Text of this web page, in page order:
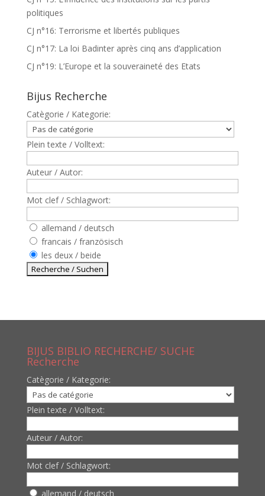
politiques
CJ n°16: Terrorisme et libertés publiques
CJ n°17: La loi Badinter après cinq ans d’application
CJ n°19: L’Europe et la souveraineté des Etats
Bijus Recherche
Catègorie / Kategorie:
Plein texte / Volltext:
Auteur / Autor:
Mot clef / Schlagwort:
allemand / deutsch
francais / französisch
les deux / beide
BIJUS BIBLIO RECHERCHE/ SUCHE
Recherche
Catègorie / Kategorie:
Plein texte / Volltext:
Auteur / Autor:
Mot clef / Schlagwort:
allemand / deutsch